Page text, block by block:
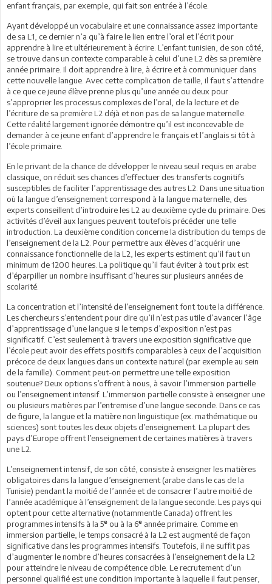
enfant français, par exemple, qui fait son entrée à l’école.
Ayant développé un vocabulaire et une connaissance assez importante
de sa L1, ce dernier n’a qu’à faire le lien entre l’oral et l’écrit pour
apprendre à lire et ultérieurement à écrire. L’enfant tunisien, de son côté,
se trouve dans un contexte comparable à celui d’une L2 dès sa première
année primaire. Il doit apprendre à lire, à écrire et à communiquer dans
cette nouvelle langue. Avec cette complication de taille, il faut s’attendre
à ce que ce jeune élève prenne plus qu’une année ou deux pour
s’approprier les processus complexes de l’oral, de la lecture et de
l’écriture de sa première L2 déjà et non pas de sa langue maternelle.
Cette réalité largement ignorée démontre qu’il est inconcevable de
demander à ce jeune enfant d’apprendre le français et l’anglais si tôt à
l’école primaire.
En le privant de la chance de développer le niveau seuil requis en arabe
classique, on réduit ses chances d’effectuer des transferts cognitifs
susceptibles de faciliter l’apprentissage des autres L2. Dans une situation
où la langue d’enseignement correspond à la langue maternelle, des
experts conseillent d’introduire les L2 au deuxième cycle du primaire. Des
activités d’éveil aux langues peuvent toutefois précéder une telle
introduction. La deuxième condition concerne la distribution du temps de
l’enseignement de la L2. Pour permettre aux élèves d’acquérir une
connaissance fonctionnelle de la L2, les experts estiment qu’il faut un
minimum de 1200 heures. La politique qu’il faut éviter à tout prix est
d’éparpiller un nombre insuffisant d’heures sur plusieurs années de
scolarité.
La concentration et l’intensité de l’enseignement font toute la différence.
Les chercheurs s’entendent pour dire qu’il n’est pas utile d’avancer l’âge
d’apprentissage d’une langue si le temps d’exposition n’est pas
significatif. C’est seulement à travers une exposition significative que
l’école peut avoir des effets positifs comparables à ceux de l’acquisition
précoce de deux langues dans un contexte naturel (par exemple au sein
de la famille). Comment peut-on permettre une telle exposition
soutenue? Deux options s’offrent à nous, à savoir l’immersion partielle
ou l’enseignement intensif. L’immersion partielle consiste à enseigner une
ou plusieurs matières par l’entremise d’une langue seconde. Dans ce cas
de figure, la langue et la matière non linguistique (ex. mathématique ou
sciences) sont toutes les deux objets d’enseignement. La plupart des
pays d’Europe offrent l’enseignement de certaines matières à travers
une L2.
L’enseignement intensif, de son côté, consiste à enseigner les matières
obligatoires dans la langue d’enseignement (arabe dans le cas de la
Tunisie) pendant la moitié de l’année et de consacrer l’autre moitié de
l’année académique à l’enseignement de la langue seconde. Les pays qui
optent pour cette alternative (notammentle Canada) offrent les
programmes intensifs à la 5e ou à la 6e année primaire. Comme en
immersion partielle, le temps consacré à la L2 est augmenté de façon
significative dans les programmes intensifs. Toutefois, il ne suffit pas
d’augmenter le nombre d’heures consacrées à l’enseignement de la L2
pour atteindre le niveau de compétence cible. Le recrutement d’un
personnel qualifié est une condition importante à laquelle il faut penser,